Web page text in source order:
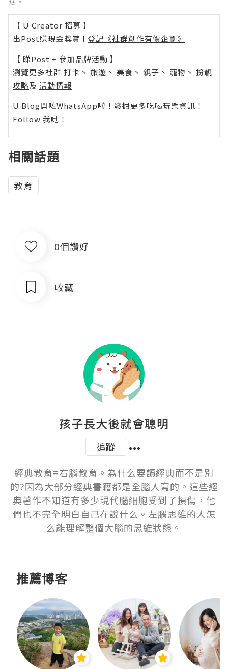
【 U Creator 招募 】
出Post賺現金獎賞 l 登記《社群創作有價企劃》
【 睇Post + 參加品牌活動 】
瀏覽更多社群 打卡 丶 旅遊 丶 美食 丶 親子 丶 寵物 丶 扮靚
攻略及 活動情報
U Blog開咗WhatsApp啦！發掘更多吃喝玩樂資訊！
Follow 我哋 ！
相關話題
教育
0個讚好
收藏
孩子長大後就會聰明
追蹤
經典教育=右腦教育。為什么要讀經典而不是別
的?因為大部分經典書籍都是全腦人寫的。這些經
典著作不知道有多少現代腦細胞受到了損傷，他
們也不完全明白自己在說什么。左腦思維的人怎
么能理解整個大腦的思維狀態。
推薦博客